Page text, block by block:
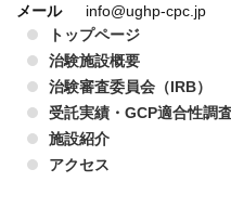
メール
info@ughp-cpc.jp
トップページ
治験施設概要
治験審査委員会（IRB）
受託実績・GCP適合性調
施設紹介
アクセス